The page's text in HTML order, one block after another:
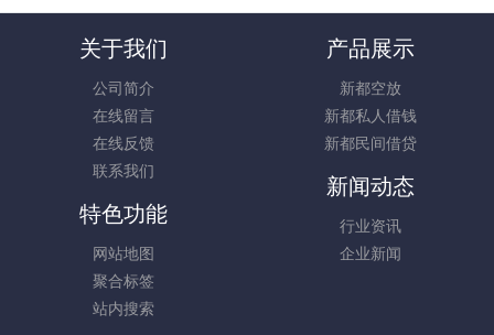
关于我们
公司简介
在线留言
在线反馈
联系我们
产品展示
新都空放
新都私人借钱
新都民间借贷
新闻动态
行业资讯
企业新闻
特色功能
网站地图
聚合标签
站内搜索